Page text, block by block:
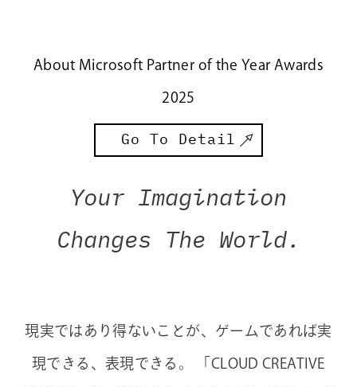
About Microsoft Partner of the Year Awards
2025
Go To Detail
Your Imagination
Changes The World.
現実ではあり得ないことが、ゲームであれば実
現できる、表現できる。 「CLOUD CREATIVE